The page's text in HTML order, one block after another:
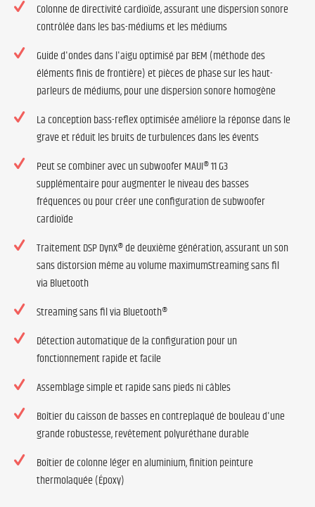
Colonne de directivité cardioïde, assurant une dispersion sonore
contrôlée dans les bas-médiums et les médiums
Guide d'ondes dans l'aigu optimisé par BEM (méthode des
éléments finis de frontière) et pièces de phase sur les haut-
parleurs de médiums, pour une dispersion sonore homogène
La conception bass-reflex optimisée améliore la réponse dans le
grave et réduit les bruits de turbulences dans les évents
Peut se combiner avec un subwoofer MAUI® 11 G3
supplémentaire pour augmenter le niveau des basses
fréquences ou pour créer une configuration de subwoofer
cardioïde
Traitement DSP DynX® de deuxième génération, assurant un son
sans distorsion même au volume maximumStreaming sans fil
via Bluetooth
Streaming sans fil via Bluetooth®
Détection automatique de la configuration pour un
fonctionnement rapide et facile
Assemblage simple et rapide sans pieds ni câbles
Boîtier du caisson de basses en contreplaqué de bouleau d'une
grande robustesse, revêtement polyuréthane durable
Boîtier de colonne léger en aluminium, finition peinture
thermolaquée (Époxy)